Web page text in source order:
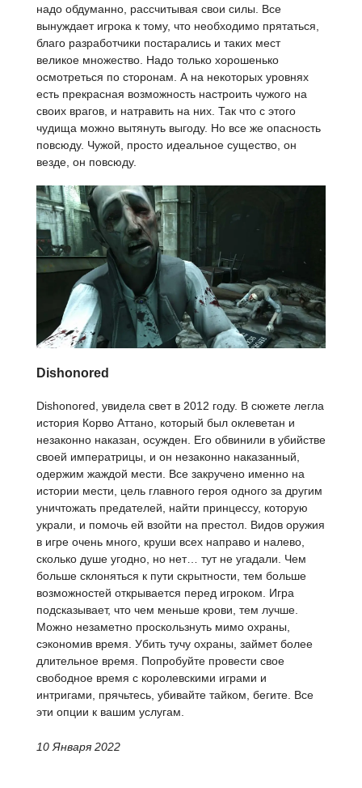
надо обдуманно, рассчитывая свои силы. Все
вынуждает игрока к тому, что необходимо прятаться,
благо разработчики постарались и таких мест
великое множество. Надо только хорошенько
осмотреться по сторонам. А на некоторых уровнях
есть прекрасная возможность настроить чужого на
своих врагов, и натравить на них. Так что с этого
чудища можно вытянуть выгоду. Но все же опасность
повсюду. Чужой, просто идеальное существо, он
везде, он повсюду.
Dishonored
Dishonored, увидела свет в 2012 году. В сюжете легла
история Корво Аттано, который был оклеветан и
незаконно наказан, осужден. Его обвинили в убийстве
своей императрицы, и он незаконно наказанный,
одержим жаждой мести. Все закручено именно на
истории мести, цель главного героя одного за другим
уничтожать предателей, найти принцессу, которую
украли, и помочь ей взойти на престол. Видов оружия
в игре очень много, круши всех направо и налево,
сколько душе угодно, но нет… тут не угадали. Чем
больше склоняться к пути скрытности, тем больше
возможностей открывается перед игроком. Игра
подсказывает, что чем меньше крови, тем лучше.
Можно незаметно проскользнуть мимо охраны,
сэкономив время. Убить тучу охраны, займет более
длительное время. Попробуйте провести свое
свободное время с королевскими играми и
интригами, прячьтесь, убивайте тайком, бегите. Все
эти опции к вашим услугам.
10 Января 2022